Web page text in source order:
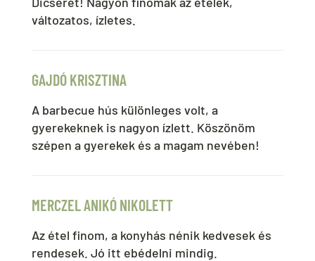
változatos, ízletes.
GAJDÓ KRISZTINA
A barbecue hús különleges volt, a
gyerekeknek is nagyon ízlett. Köszönöm
szépen a gyerekek és a magam nevében!
MERCZEL ANIKÓ NIKOLETT
Az étel finom, a konyhás nénik kedvesek és
rendesek. Jó itt ebédelni mindig.